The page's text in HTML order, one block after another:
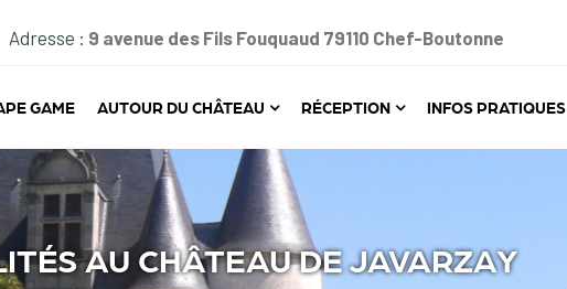
Adresse : 9 avenue des Fils Fouquaud 79110 Chef-Boutonne
GAME AUTOUR DU CHÂTEAU RÉCEPTION INFOS PRATIQUES
AU CHÂTEAU DE JAVARZAY